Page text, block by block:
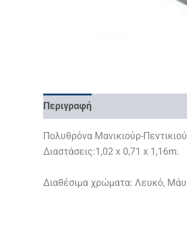
Περιγραφή
Πολυθρόνα Μανικιούρ-
Διαστάσεις:1,02 x 0,71 x 1,16m.
Διαθέσιμα χρώματα: Λευκό,